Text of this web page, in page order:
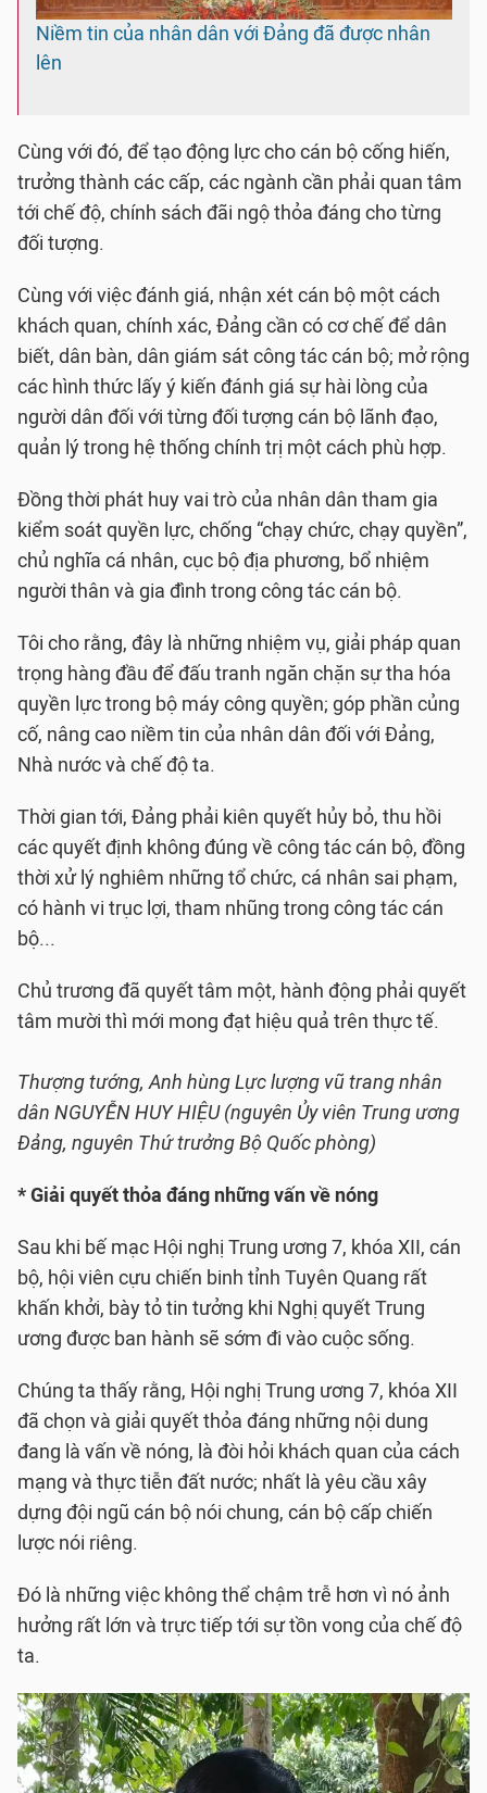
Niềm tin của nhân dân với Đảng đã được nhân
lên
Cùng với đó, để tạo động lực cho cán bộ cống hiến,
trưởng thành các cấp, các ngành cần phải quan tâm
tới chế độ, chính sách đãi ngộ thỏa đáng cho từng
đối tượng.
Cùng với việc đánh giá, nhận xét cán bộ một cách
khách quan, chính xác, Đảng cần có cơ chế để dân
biết, dân bàn, dân giám sát công tác cán bộ; mở rộng
các hình thức lấy ý kiến đánh giá sự hài lòng của
người dân đối với từng đối tượng cán bộ lãnh đạo,
quản lý trong hệ thống chính trị một cách phù hợp.
Đồng thời phát huy vai trò của nhân dân tham gia
kiểm soát quyền lực, chống “chạy chức, chạy quyền”,
chủ nghĩa cá nhân, cục bộ địa phương, bổ nhiệm
người thân và gia đình trong công tác cán bộ.
Tôi cho rằng, đây là những nhiệm vụ, giải pháp quan
trọng hàng đầu để đấu tranh ngăn chặn sự tha hóa
quyền lực trong bộ máy công quyền; góp phần củng
cố, nâng cao niềm tin của nhân dân đối với Đảng,
Nhà nước và chế độ ta.
Thời gian tới, Đảng phải kiên quyết hủy bỏ, thu hồi
các quyết định không đúng về công tác cán bộ, đồng
thời xử lý nghiêm những tổ chức, cá nhân sai phạm,
có hành vi trục lợi, tham nhũng trong công tác cán
bộ...
Chủ trương đã quyết tâm một, hành động phải quyết
tâm mười thì mới mong đạt hiệu quả trên thực tế.
Thượng tướng, Anh hùng Lực lượng vũ trang nhân
dân NGUYỄN HUY HIỆU (nguyên Ủy viên Trung ương
Đảng, nguyên Thứ trưởng Bộ Quốc phòng)
* Giải quyết thỏa đáng những vấn về nóng
Sau khi bế mạc Hội nghị Trung ương 7, khóa XII, cán
bộ, hội viên cựu chiến binh tỉnh Tuyên Quang rất
khấn khởi, bày tỏ tin tưởng khi Nghị quyết Trung
ương được ban hành sẽ sớm đi vào cuộc sống.
Chúng ta thấy rằng, Hội nghị Trung ương 7, khóa XII
đã chọn và giải quyết thỏa đáng những nội dung
đang là vấn về nóng, là đòi hỏi khách quan của cách
mạng và thực tiễn đất nước; nhất là yêu cầu xây
dựng đội ngũ cán bộ nói chung, cán bộ cấp chiến
lược nói riêng.
Đó là những việc không thể chậm trễ hơn vì nó ảnh
hưởng rất lớn và trực tiếp tới sự tồn vong của chế độ
ta.